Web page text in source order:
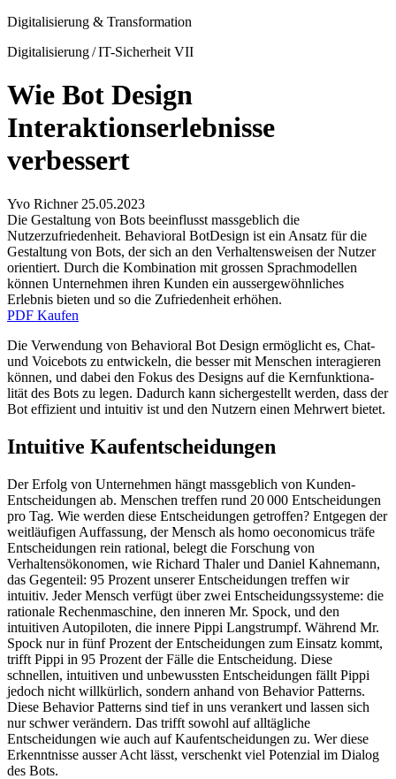
Digitalisierung & Transformation
Digitalisierung / IT-Sicherheit VII
Wie Bot Design
Interaktionserlebnisse
verbessert
Yvo Richner 25.05.2023
Die Gestaltung von Bots beeinflusst massgeblich die
Nutzerzufriedenheit. Behavioral Bot­Design ist ein Ansatz für die
Gestaltung von Bots, der sich an den Verhaltensweisen der Nutzer
orientiert. Durch die Kombination mit grossen Sprachmodellen
können Unternehmen ­ihren Kunden ein aussergewöhnliches
Erlebnis bieten und so die Zufriedenheit erhöhen.
PDF Kaufen
Die Verwendung von Behavioral Bot Design ermöglicht es, Chat-
und Voicebots zu entwickeln, die besser mit Menschen interagieren
können, und dabei den Fokus des Designs auf die Kernfunktiona­
lität des Bots zu legen. Dadurch kann sichergestellt werden, dass der
Bot effizient und intuitiv ist und den Nutzern einen Mehrwert bietet.
Intuitive Kaufentscheidungen
Der Erfolg von Unternehmen hängt massgeblich von Kunden-
Entscheidungen ab. Menschen treffen rund 20 000 Entscheidungen
pro Tag. Wie werden diese Entscheidungen getroffen? Entgegen der
weitläufigen Auffassung, der Mensch als homo oeconomicus träfe
Entscheidungen rein rational, belegt die Forschung von
Verhaltensökonomen, wie Richard Thaler und Daniel Kahnemann,
das Gegenteil: 95 Prozent unserer Entscheidungen treffen wir
intuitiv. Jeder Mensch verfügt über zwei Entscheidungssysteme: die
ra­tionale Rechenmaschine, den inneren Mr. Spock, und den
intuitiven Autopiloten, die innere Pippi Langstrumpf. Während Mr.
Spock nur in fünf Prozent der Entschei­dungen zum Einsatz kommt,
trifft Pippi in 95 Prozent der Fälle die Entscheidung. Diese
schnellen, intuitiven und unbewussten Entscheidungen fällt Pippi
jedoch nicht willkürlich, sondern anhand von Behavior Patterns.
Diese Behavior Patterns sind tief in uns verankert und lassen sich
nur schwer verändern. Das trifft sowohl auf alltägliche
Entscheidungen wie auch auf Kaufentscheidungen zu. Wer diese
Erkenntnisse ausser Acht lässt, verschenkt viel Potenzial im Dialog
des Bots.